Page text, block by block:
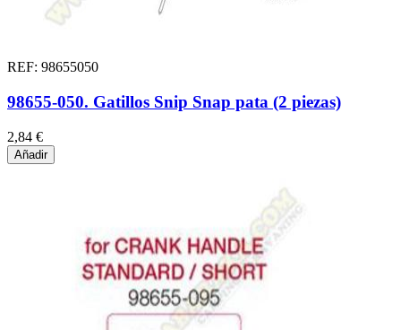
REF: 98655050
98655-050. Gatillos Snip Snap pata (2 piezas)
2,84 €
Añadir